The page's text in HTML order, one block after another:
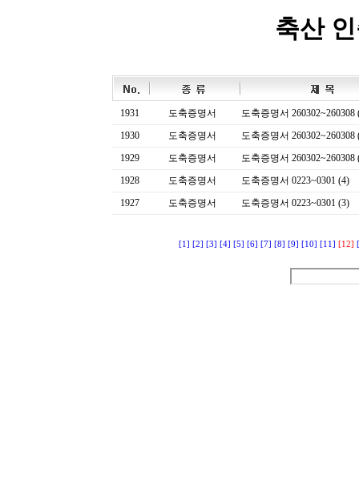
축산
1931 도축증명서
도축증명서 260302~260308
1930
도축증명서
도축증명서 260302~260308
1929
도축증명서
도축증명서 260302~260308
1928
도축증명서
도축증명서 0223~0301 (4)
1927
도축증명서 도축증명서 0223~0301 (3)
[1] [2] [3] [4] [5] [6] [7] [8] [9] [10] [11] [12]